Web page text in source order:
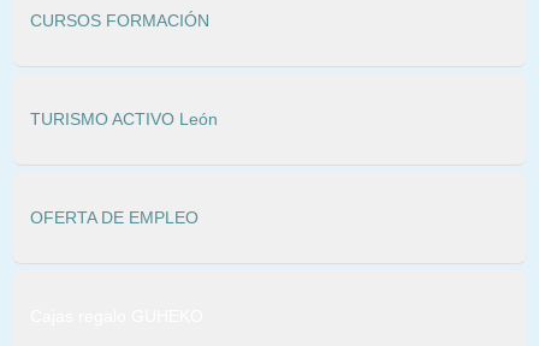
CURSOS FORMACIÓN
TURISMO ACTIVO León
OFERTA DE EMPLEO